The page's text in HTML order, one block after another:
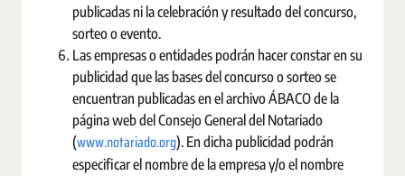
publicadas ni la celebración y resultado del concurso,
sorteo o evento.
Las empresas o entidades podrán hacer constar en su
publicidad que las bases del concurso o sorteo se
encuentran publicadas en el archivo ÁBACO de la
página web del Consejo General del Notariado
(www.notariado.org). En dicha publicidad podrán
especificar el nombre de la empresa y/o el nombre